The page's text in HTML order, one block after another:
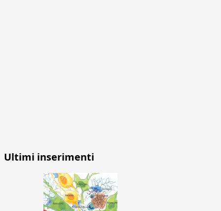
Ultimi inserimenti